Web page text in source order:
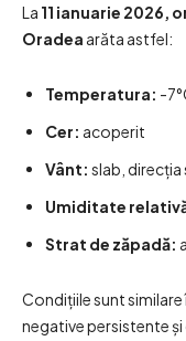
La 11 ianuarie 2026,
Oradea arăta astfel:
Temperatura: -
Cer: acoperit
Vânt: slab, direcția
Umiditate
Strat de zăpadă:
Condițiile sunt similare
negative persistente